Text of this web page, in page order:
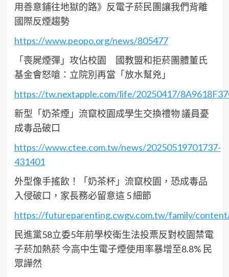
用善意鋪往地獄的路》反電子菸民團讓我們背離
國際反煙趨勢
https://www.peopo.org/news/805477
「喪屍煙彈」攻佔校園 國教盟和拒菸團體董氏
基金會怒嗆：立院別再當「放水幫兇」
https://tw.nextapple.com/life/20250417/
新型「奶茶煙」流竄校園成學生交換禮物 議員憂
成毒品破口
https://www.ctee.com.tw/news/20250519701737-
431401
外型像手搖飲！「奶茶杯」流竄校園，恐成毒品
入侵破口，家長務必留意這 5 細節
https://futureparenting.cwgv.com.tw/family/
民進黨58立委5年前學校衛生法投票反對校園禁電
子菸加熱菸 今高中生電子煙使用率暴增至8.8% 民
眾譁然